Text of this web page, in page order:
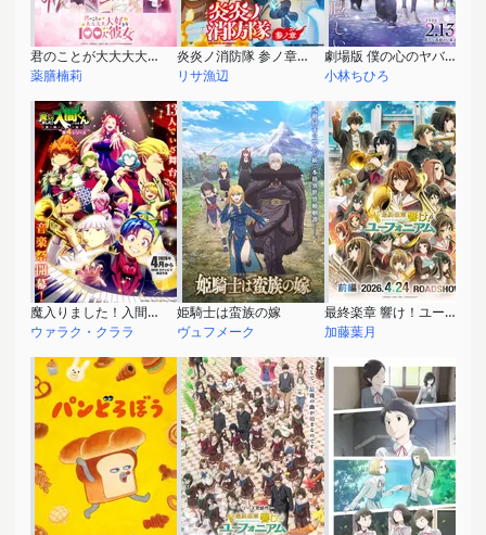
君のことが大大大大大好きな100人の彼女 第3期
薬膳楠莉
炎炎ノ消防隊 参ノ章 第2クール
リサ漁辺
劇場版 僕の心のヤバイやつ
小林ちひろ
魔入りました！入間くん 第4シリーズ
ウァラク・クララ
姫騎士は蛮族の嫁
ヴュフメーク
最終楽章 響け！ユーフォニアム 前編
加藤葉月